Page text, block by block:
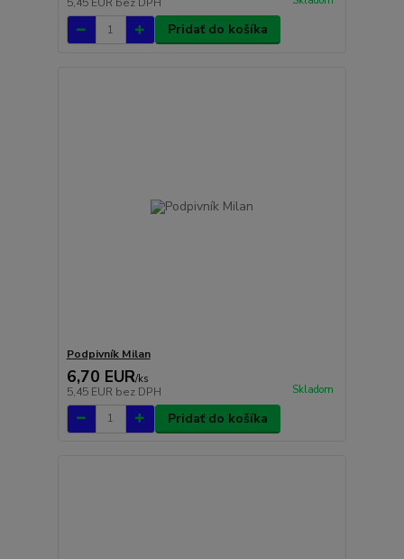
Pridať do košíka
Podpivník Milan
6,70 EUR/ks
5,45 EUR bez DPH Skladom
Pridať do košíka